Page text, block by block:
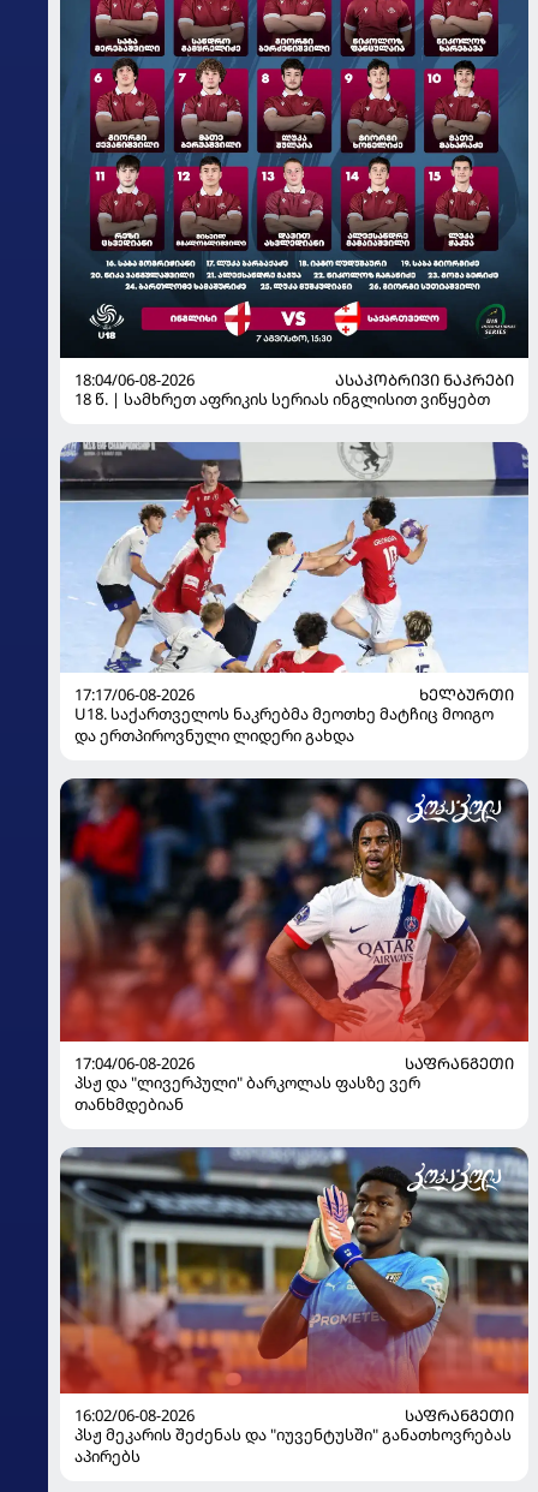
18:04/06-08-2026
ᲐᲡᲐᲙᲝᲑᲠᲘᲕᲘ ᲜᲐᲙᲠᲔᲑᲘ
18 წ. | სამხრეთ აფრიკის სერიას ინგლისით ვიწყებთ
17:17/06-08-2026
ᲮᲔᲚᲑᲣᲠᲗᲘ
U18. საქართველოს ნაკრებმა მეოთხე მატჩიც მოიგო
და ერთპიროვნული ლიდერი გახდა
17:04/06-08-2026
ᲡᲐᲤᲠᲐᲜᲒᲔᲗᲘ
პსჟ და "ლივერპული" ბარკოლას ფასზე ვერ
თანხმდებიან
16:02/06-08-2026
ᲡᲐᲤᲠᲐᲜᲒᲔᲗᲘ
პსჟ მეკარის შეძენას და "იუვენტუსში" განათხოვრებას
აპირებს